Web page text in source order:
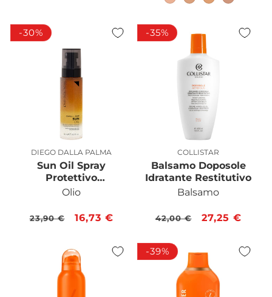
-30%
Produttore:
DIEGO DALLA PALMA
Sun Oil Spray
Protettivo
Illuminante Capelli
Olio
Prezzo
23,90 €
Prezzo
16,73 €
-35%
Produttore:
COLLISTAR
Balsamo Doposole
Idratante Restitutivo
Balsamo
Prezzo
listino
42,00 €
Prezzo
27,25 €
-39%